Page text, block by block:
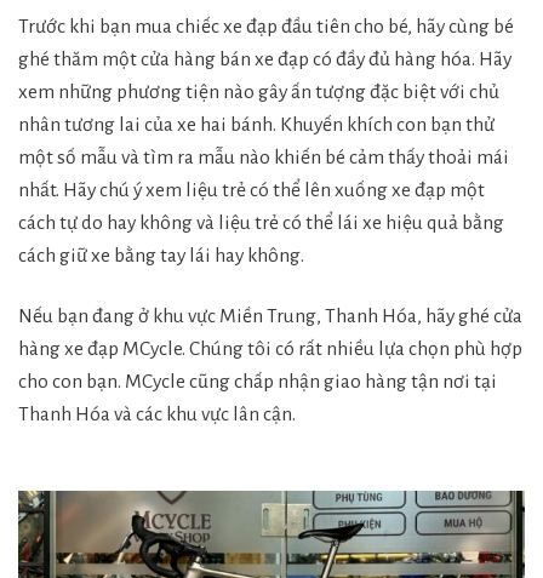
Trước khi bạn mua chiếc xe đạp đầu tiên cho bé, hãy cùng bé
ghé thăm một cửa hàng bán xe đạp có đầy đủ hàng hóa. Hãy
xem những phương tiện nào gây ấn tượng đặc biệt với chủ
nhân tương lai của xe hai bánh. Khuyến khích con bạn thử
một số mẫu và tìm ra mẫu nào khiến bé cảm thấy thoải mái
nhất. Hãy chú ý xem liệu trẻ có thể lên xuống xe đạp một
cách tự do hay không và liệu trẻ có thể lái xe hiệu quả bằng
cách giữ xe bằng tay lái hay không.
Nếu bạn đang ở khu vực Miền Trung, Thanh Hóa, hãy ghé cửa
hàng xe đạp MCycle. Chúng tôi có rất nhiều lựa chọn phù hợp
cho con bạn. MCycle cũng chấp nhận giao hàng tận nơi tại
Thanh Hóa và các khu vực lân cận.